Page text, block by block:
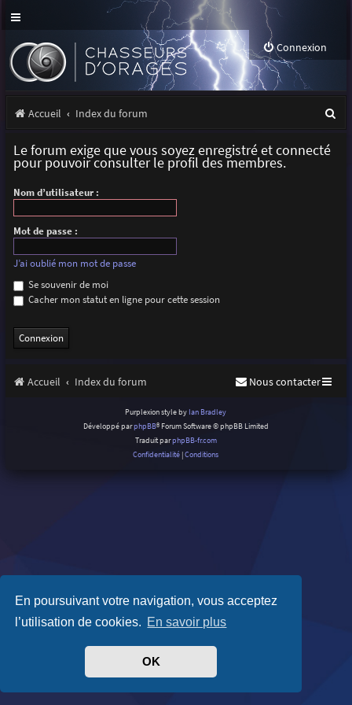
En poursuivant votre navigation, vous acceptez
l’utilisation de cookies. En savoir plus
OK
Connexion
Accueil Index du forum
Le forum exige que vous soyez enregistré et connecté
pour pouvoir consulter le profil des membres.
Nom d’utilisateur :
Mot de passe :
J’ai oublié mon mot de passe
Se souvenir de moi
Cacher mon statut en ligne pour cette session
Accueil Index du forum Nous contacter
Purplexion style by Ian Bradley
Développé parphpBB® Forum Software © phpBB Limited
Traduit parphpBB-fr.com
Confidentialité |Conditions